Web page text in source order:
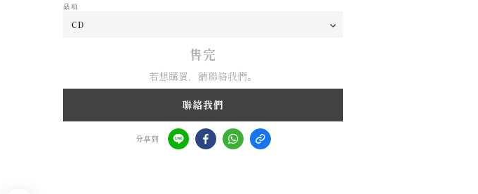
品項
售完
若想購買，請聯絡我們。
聯絡我們
分享到